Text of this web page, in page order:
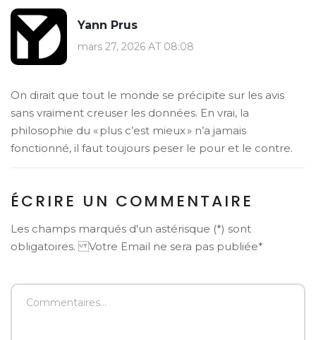
Yann Prus
mars 27, 2026 AT 08:08
On dirait que tout le monde se précipite sur les avis
sans vraiment creuser les données. En vrai, la
philosophie du « plus c’est mieux » n’a jamais
fonctionné, il faut toujours peser le pour et le contre.
ÉCRIRE UN COMMENTAIRE
Les champs marqués d'un astérisque (*) sont
obligatoires. Votre Email ne sera pas publiée*